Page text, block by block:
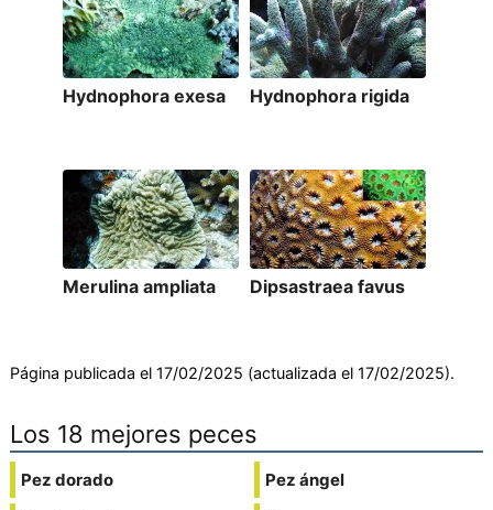
Hydnophora exesa Hydnophora rigida
Merulina ampliata Dipsastraea favus
Página publicada el 17/02/2025 (actualizada el 17/02/2025).
Los 18 mejores peces
Pez dorado
Pez ángel